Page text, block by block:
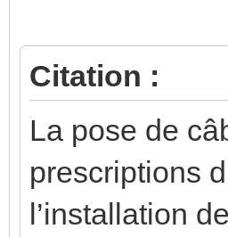
Citation :
La pose de
prescriptions
l’installation